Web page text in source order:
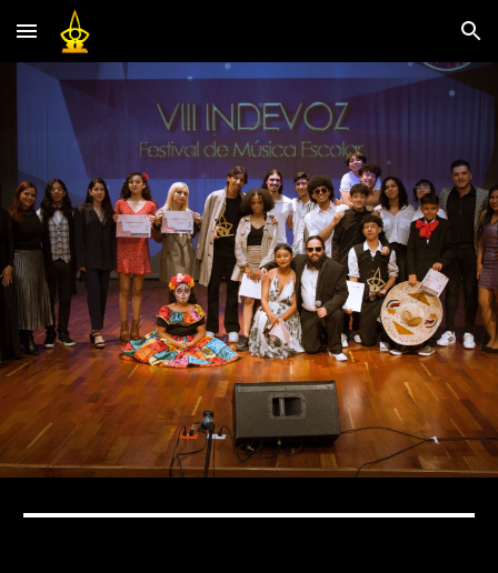
Skip to main content Skip to navigation